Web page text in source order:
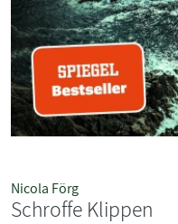
Nicola Förg
Schroffe Klippen